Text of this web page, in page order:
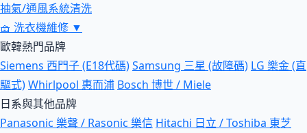
抽氣/通風系統清洗
🧺 洗衣機維修 ▼
歐韓熱門品牌
Siemens 西門子 (E18代碼)Samsung 三星 (故障碼) LG 樂金 (直
驅式)Whirlpool 惠而浦 Bosch 博世 / Miele
日系與其他品牌
Panasonic 樂聲 / Rasonic 樂信 Hitachi 日立 / Toshiba 東芝